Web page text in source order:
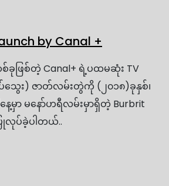
by Canal +
ခုဖြစ်တဲ့ Canal+ ရဲ့ပထမဆုံး TV
သွေး) ဇာတ်လမ်းတွဲကို (၂၀၁၈)ခုနှစ်၊
ေ့မှာ မနော်ဟရီလမ်းမှာရှိတဲ့ Burbrit
ြုလုပ်ခဲ့ပါတယ်..